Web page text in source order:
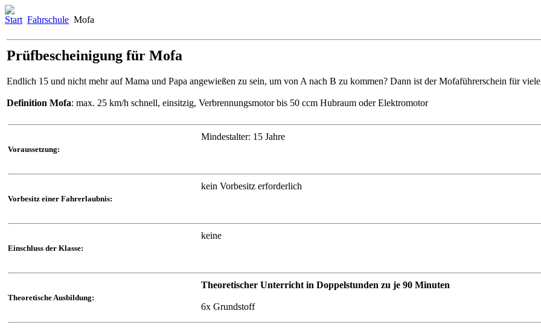
Start Fahrschule Mofa
Prüfbescheinigung für Mofa
Endlich 15 und nicht mehr auf Mama und Papa angewießen zu sein, um von A nach B zu kommen? Dann ist der Mofaführerschein für
Definition Mofa: max. 25 km/h schnell, einsitzig, Verbrennungsmotor bis 50 ccm Hubraum oder Elektromotor
Voraussetzung:
Mindestalter: 15 Jahre
Vorbesitz einer Fahrerlaubnis:
kein Vorbesitz erforderlich
Einschluss der Klasse:
keine
Theoretische Ausbildung:
Theoretischer Unterricht in Doppelstunden zu je 90 Minuten
6x Grundstoff